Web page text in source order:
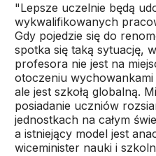
"Lepsze uczelnie będą
wykwalifikowanych
Gdy pojedzie się do
spotka się taką sytuację,
profesora nie jest na
otoczeniu
ale jest szkołą globalną.
posiadanie uczniów
jednostkach na całym
a istniejący model jest
wiceminister nauki i